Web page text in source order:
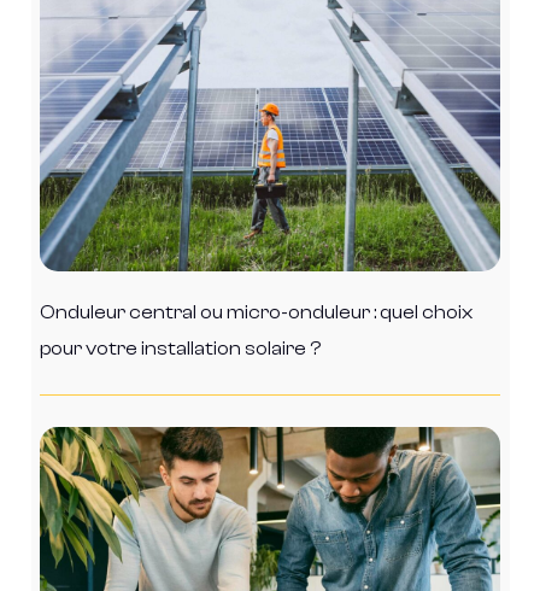
Onduleur central ou micro-onduleur : quel choix
pour votre installation solaire ?